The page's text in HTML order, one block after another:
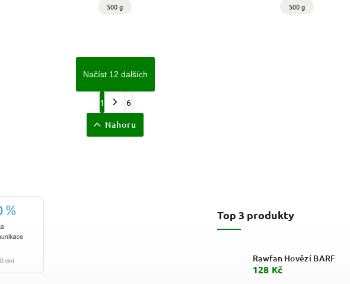
500 g 500 g
Načíst 12 dalších
1 6
Nahoru
Top 3 produkty
Rawfan Hovězí BARF
128 Kč